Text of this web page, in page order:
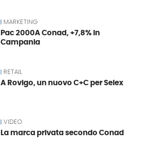
MARKETING
Pac 2000A Conad, +7,8% in
Campania
RETAIL
A Rovigo, un nuovo C+C per Selex
VIDEO
La marca privata secondo Conad